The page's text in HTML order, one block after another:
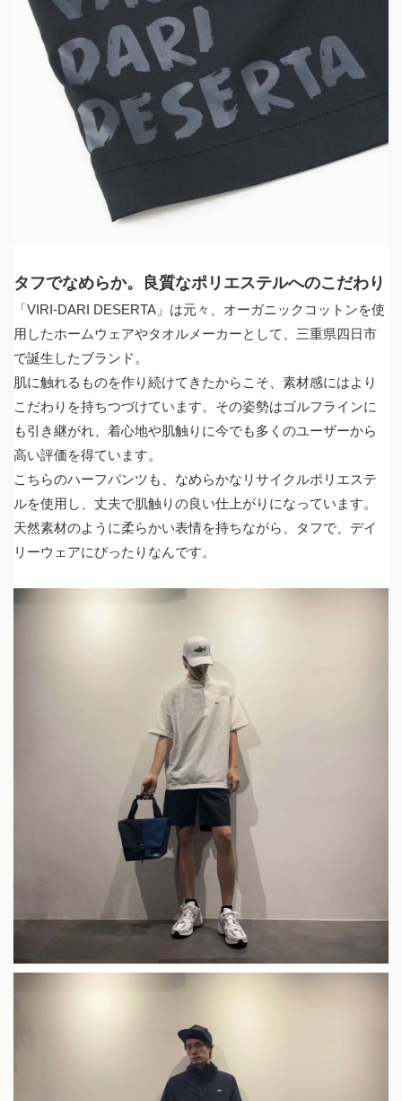
タフでなめらか。良質なポリエステルへのこだわり
「VIRI-DARI DESERTA」は元々、オーガニックコットンを使
用したホームウェアやタオルメーカーとして、三重県四日市
で誕生したブランド。
肌に触れるものを作り続けてきたからこそ、素材感にはより
こだわりを持ちつづけています。その姿勢はゴルフラインに
も引き継がれ、着心地や肌触りに今でも多くのユーザーから
高い評価を得ています。
こちらのハーフパンツも、なめらかなリサイクルポリエステ
ルを使用し、丈夫で肌触りの良い仕上がりになっています。
天然素材のように柔らかい表情を持ちながら、タフで、デイ
リーウェアにぴったりなんです。